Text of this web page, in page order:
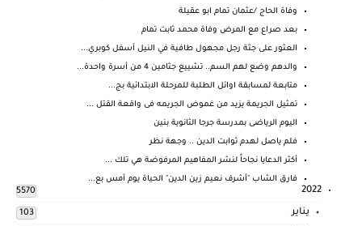
وفاة الحاج /عثمان تمام ابو عقيلة
بعد صراع مع المرض وفاة محمد ثابت تمام
العثور على جثة رجل مجهول طافية في النيل أسفل كوبري...
والدهم وضع لهم السم.. تشييع جثامين 4 من أسرة واحدة...
متابعة لمسابقة اوائل الطلبة للمرحلة الابتدائية بج...
تمثيل الجريمة يزيد من غموض الجريمه فى واقعة القتل ...
اليوم الرياضى بمدرسة جرجا الثانوية بنين
فلم ياصل لهدم ثوابت الدين .. وجهة نظر
أكثر الدعايا نجاحاً لنشر المفاهيم المرفوضة هي تلك ...
فارق الشاب "أشرف نعيم زين الدين" الحياة يوم أمس بع...
2022
5570
يناير 103